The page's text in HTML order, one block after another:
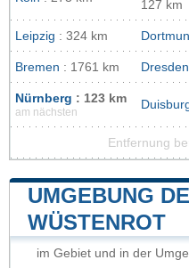
127 km
Leipzig : 324 km
Bremen : 1761 km Dresden
Nürnberg : 123 km
am nächsten
Entfernung
UMGEBUNG
WÜSTENROT
im Gebiet und in der